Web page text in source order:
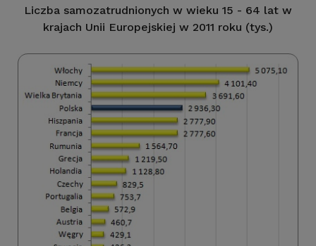
Liczba samozatrudnionych w wieku 15 - 64 lat w
krajach Unii Europejskiej w 2011 roku (tys.)